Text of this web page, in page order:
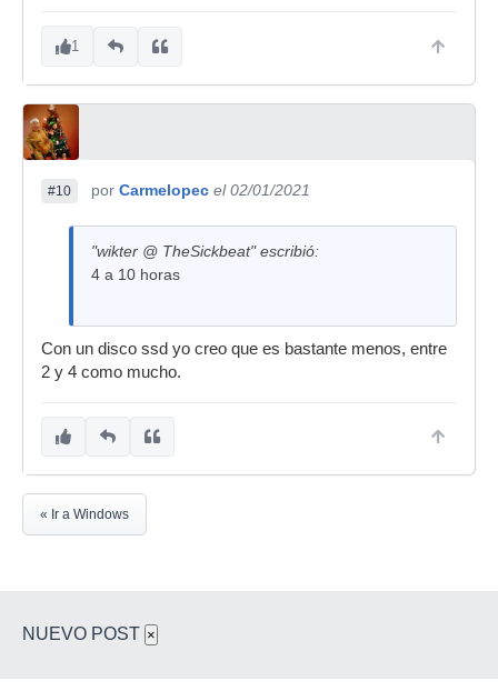
1
#10 por Carmelopec el 02/01/2021
"wikter @ TheSickbeat" escribió:
4 a 10 horas
Con un disco ssd yo creo que es bastante menos, entre
2 y 4 como mucho.
« Ir a Windows
NUEVO POST ×